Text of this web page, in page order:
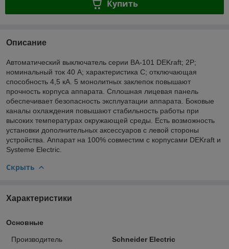
Купить
Описание
Автоматический выключатель серии ВА-101 DEKraft; 2P;
номинальный ток 40 А; характеристика С; отключающая
способность 4,5 кА. 5 монолитных заклепок повышают
прочность корпуса аппарата. Сплошная лицевая панель
обеспечивает безопасность эксплуатации аппарата. Боковые
каналы охлаждения повышают стабильность работы при
высоких температурах окружающей среды. Есть возможность
установки дополнительных аксессуаров с левой стороны
устройства. Аппарат на 100% совместим с корпусами DEKraft и
Systeme Electric.
Скрыть
Характеристики
Основные
Производитель
Schneider Electric